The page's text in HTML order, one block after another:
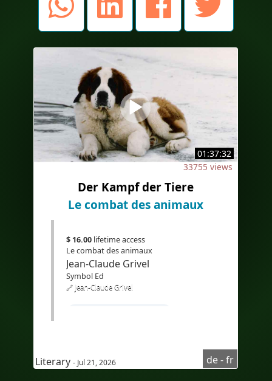
01:37:32
33755 views
Der Kampf der Tiere
Le combat des animaux
$ 16.00 lifetime access
Le combat des animaux
Jean-Claude Grivel
Symbol Ed
🔗 Jean-Claude Grivel
Literary - Jul 21, 2026 de - fr